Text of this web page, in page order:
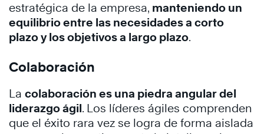
estratégica de la empresa, manteniendo un
equilibrio entre las necesidades a corto
plazo y los objetivos a largo plazo.
Colaboración
La colaboración es una piedra angular del
liderazgo ágil. Los líderes ágiles comprenden
que el éxito rara vez se logra de forma aislada